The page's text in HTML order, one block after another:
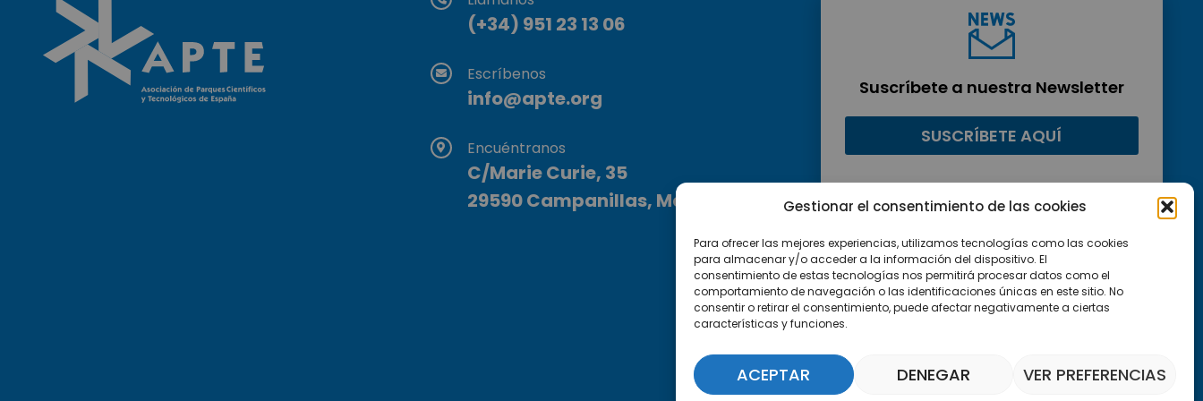
Gestionar el consentimiento de las cookies
Para ofrecer las mejores experiencias, utilizamos tecnologías como las cookies
para almacenar y/o acceder a la información del dispositivo. El
consentimiento de estas tecnologías nos permitirá procesar datos como el
comportamiento de navegación o las identificaciones únicas en este sitio. No
consentir o retirar el consentimiento, puede afectar negativamente a ciertas
características y funciones.
ACEPTAR DENEGAR VER PREFERENCIAS
(+34) 951 23 13 06
Escríbenos
info@apte.org
Encuéntranos
C/Marie Curie, 35
29590 Campanillas, Málaga
Suscríbete a nuestra Newsletter
SUSCRÍBETE AQUÍ